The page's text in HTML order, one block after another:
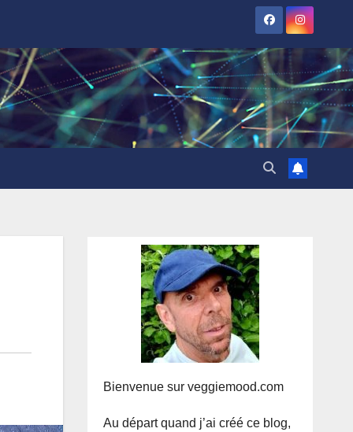
Bienvenue sur veggiemood.com
Au départ quand j’ai créé ce blog,